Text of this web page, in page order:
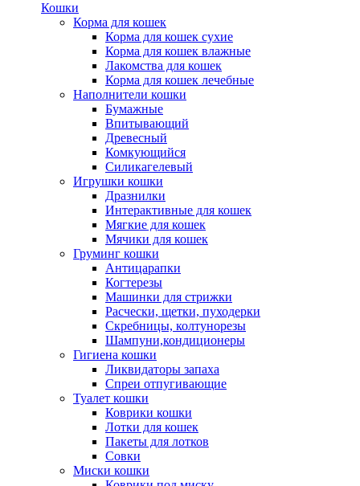
Кошки
Корма для кошек
Корма для кошек сухие
Корма для кошек влажные
Лакомства для кошек
Корма для кошек лечебные
Наполнители кошки
Бумажные
Впитывающий
Древесный
Комкующийся
Силикагелевый
Игрушки кошки
Дразнилки
Интерактивные для кошек
Мягкие для кошек
Мячики для кошек
Груминг кошки
Антицарапки
Когтерезы
Машинки для стрижки
Расчески, щетки, пуходерки
Скребницы, колтунорезы
Шампуни,кондиционеры
Гигиена кошки
Ликвидаторы запаха
Спреи отпугивающие
Туалет кошки
Коврики кошки
Лотки для кошек
Пакеты для лотков
Совки
Миски кошки